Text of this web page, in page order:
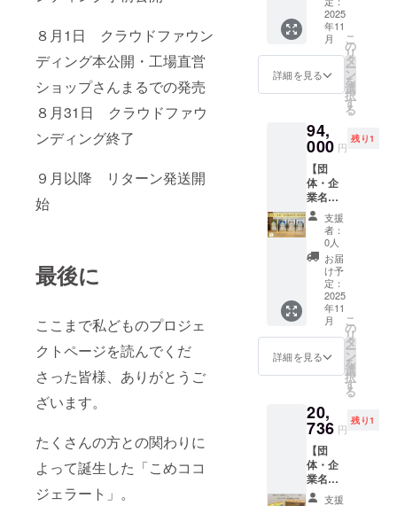
８月1日 クラウドファウン
ディング本公開・工場直営
ショップさんまるでの発売
８月31日 クラウドファウ
ンディング終了
９月以降 リターン発送開
始
最後に
ここまで私どものプロジェ
クトページを読んでくだ
さった皆様、ありがとうご
ざいます。
たくさんの方との関わりに
よって誕生した「こめココ
ジェラート」。
考欄に
「同
意」と
ご記載
くださ
い。
ギー表
示：ー
間 ・原
材料、
主原料
の原産
用こめ
油（国
添加物
表示、
アレル
ギー表
示：ー
ケース
サイ
ズ
30cm×
23cm×
26cm
8.5cm×
8.5cm×
30cm
・重
量：約
1600g
直射日
光を避
け、冷
暗所で
保存し
てくだ
さい。
・消費
期限も
しくは
賞味期
限：製
造日か
ら約2年
間 ・原
主原料
の原産
油（国
内製
造） ・
添加物
表示、
アレル
ギー表
にてイ
ンスタ
グラム
に投稿
を行い
内容は
以下の
内容か
ら選択
できま
す。 １
「〇〇
はアレ
ルゲン
28品目
不使用
食品へ
の取組
につい
て三和
油脂㈱
を応援
２「〇
〇は米
の消費
拡大へ
の取組
につい
て三和
+まいこ
め豆
シー
ル】 ご
支援を
いただ
いた企
体さん
のお名
前入り
のメッ
セージ
画像を
弊社直
ショッ
プ「さ
んま
る」公
式アカ
ウント
にてイ
ンスタ
グラム
メッ
セージ
内容は
以下の
内容か
ら選択
できま
2025
年11
月
詳細を見る
こ
の
リ
タ
ー
ン
を
選
択
す
る
94,
000 円
残り1
【団
体・企
業名を
インス
タ投稿
+こめ油
一斗缶
10缶♪
まいこ
め豆
シール
付】 ご
支援を
いただ
いた企
業・団
のお名
前入り
のメッ
セージ
画像を
弊社直
営
支援
者：
0人
お届
け予
定：
2025
年11
月
詳細を見る
こ
の
リ
タ
ー
ン
を
選
択
す
る
20,
736 円
残り1
【団
体・企
業名を
インス
支援